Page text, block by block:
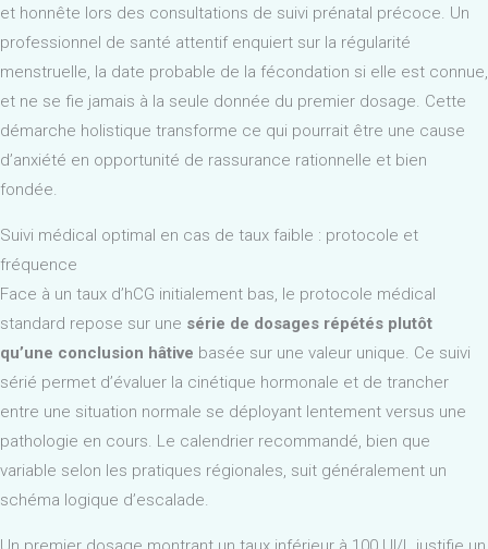
et honnête lors des consultations de suivi prénatal précoce. Un
professionnel de santé attentif enquiert sur la régularité
menstruelle, la date probable de la fécondation si elle est connue,
et ne se fie jamais à la seule donnée du premier dosage. Cette
démarche holistique transforme ce qui pourrait être une cause
d’anxiété en opportunité de rassurance rationnelle et bien
fondée.
Suivi médical optimal en cas de taux faible : protocole et
fréquence
Face à un taux d’hCG initialement bas, le protocole médical
standard repose sur une série de dosages répétés plutôt
qu’une conclusion hâtive basée sur une valeur unique. Ce suivi
sérié permet d’évaluer la cinétique hormonale et de trancher
entre une situation normale se déployant lentement versus une
pathologie en cours. Le calendrier recommandé, bien que
variable selon les pratiques régionales, suit généralement un
schéma logique d’escalade.